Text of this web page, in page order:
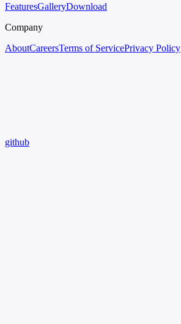
FeaturesGalleryDownload
Company
AboutCareersTerms of ServicePrivacy Policy
github